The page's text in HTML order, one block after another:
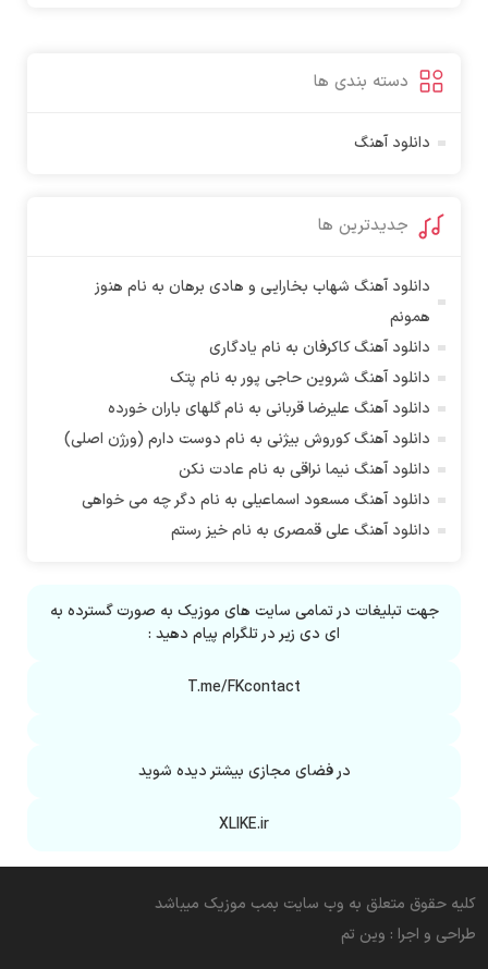
آدرین آذری
آدین
آراد شاک
آراز
آراز آرا
آراز المان
آراز نصیری
آراکو
آراکوم
آران
آران براتی
آران براتی و ایمان حمیدی
آرتا
آرتين شاهوران
آرتی
آرتین
دسته بندی ها
دانلود آهنگ
جدیدترین ها
دانلود آهنگ شهاب بخارایی و هادی برهان به نام هنوز
همونم
دانلود آهنگ کاکرفان به نام یادگاری
دانلود آهنگ شروین حاجی پور به نام پتک
دانلود آهنگ علیرضا قربانی به نام گلهای باران خورده
دانلود آهنگ کوروش بیژنی به نام دوست دارم (ورژن اصلی)
دانلود آهنگ نیما نراقی به نام عادت نکن
دانلود آهنگ مسعود اسماعیلی به نام دگر چه می خواهی
دانلود آهنگ علی قمصری به نام خیز رستم
جهت تبلیغات در تمامی سایت های موزیک به صورت گسترده به
ای دی زیر در تلگرام پیام دهید :
T.me/FKcontact
در فضای مجازی بیشتر دیده شوید
XLIKE.ir
کلیه حقوق متعلق به وب سایت بمب موزیک میباشد
طراحی و اجرا : وین تم